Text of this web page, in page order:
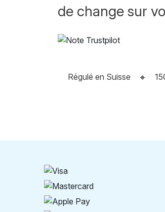
de change sur
Régulé en Suisse 🔸